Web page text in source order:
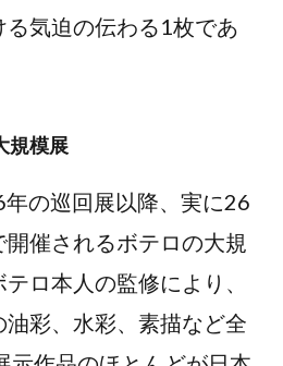
気迫の伝わる1枚であ
規模展
の巡回展以降、実に26
催されるボテロの大規
ロ本人の監修により、
彩、水彩、素描など全